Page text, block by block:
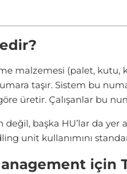
malzemesi (palet,
taşır. Sistem bu
üretir. Çalışanlar bu
değil, başka HU’lar da
unit kullanımını
için